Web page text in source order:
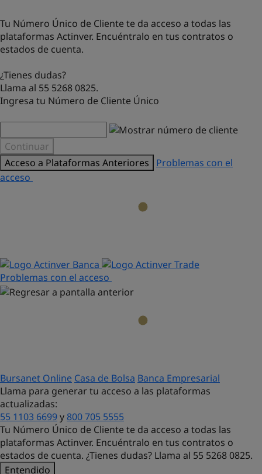
Tu Número Único de Cliente te da acceso a todas las
plataformas Actinver. Encuéntralo en tus contratos o
estados de cuenta.
¿Tienes dudas?
Llama al 55 5268 0825.
Ingresa tu Número de Cliente Único
Continuar
Acceso a Plataformas Anteriores
Problemas con el
acceso
Problemas con el acceso
Bursanet Online Casa de Bolsa Banca Empresarial
Llama para generar tu acceso a las plataformas
actualizadas:
55 1103 6699y 800 705 5555
Tu Número Único de Cliente te da acceso a todas las
plataformas Actinver. Encuéntralo en tus contratos o
estados de cuenta. ¿Tienes dudas? Llama al 55 5268 0825.
Entendido